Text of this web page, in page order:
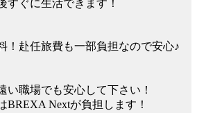
すぐに生活できます！
！赴任旅費も一部負担なので安心♪
い職場でも安心して下さい！
BREXA Nextが負担します！